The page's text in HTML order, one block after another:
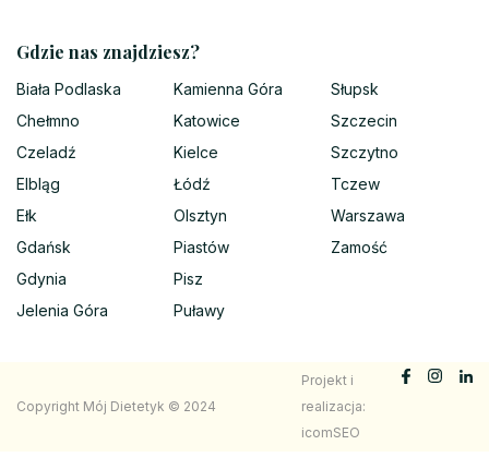
Gdzie nas znajdziesz?
Biała Podlaska
Chełmno
Czeladź
Elbląg
Ełk
Gdańsk
Gdynia
Jelenia Góra
Kamienna Góra
Katowice
Kielce
Łódź
Olsztyn
Piastów
Pisz
Puławy
Słupsk
Szczecin
Szczytno
Tczew
Warszawa
Zamość
Copyright Mój Dietetyk © 2024
Projekt i
realizacja:
icomSEO